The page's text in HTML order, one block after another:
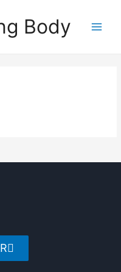
Body